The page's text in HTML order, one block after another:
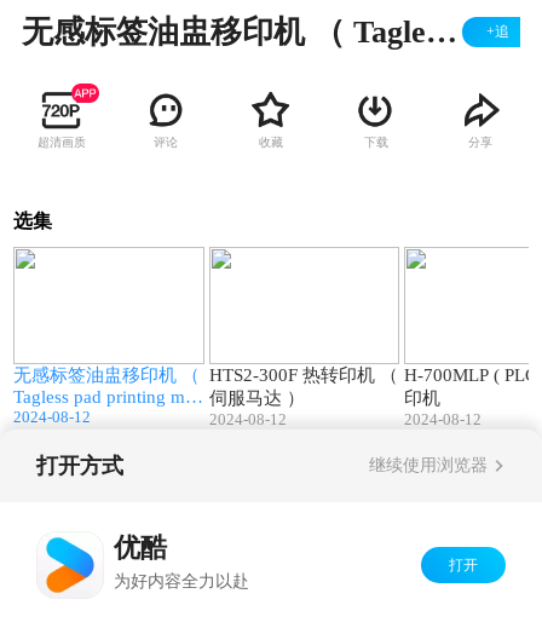
无感标签油盅移印机 （ Tagless pad printing machine ) +追
超清画质 评论 收藏 下载 分享
选集
无感标签油盅移印机 （
Tagless pad printing mac
hine )
2024-08-12
HTS2-300F 热转印机 （
伺服马达 ）
2024-08-12
H-700MLP (
印机
2024-08-12
打开方式 继续使用浏览器
优酷
为好内容全力以赴
打开